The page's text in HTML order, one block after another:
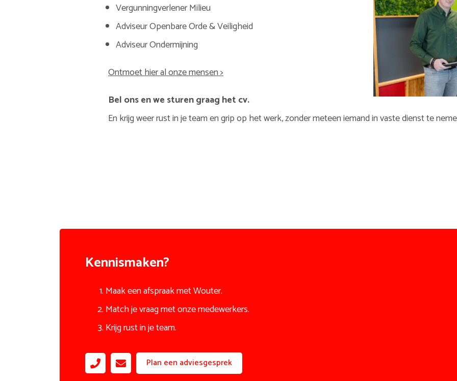
Vergunningverlener Milieu
Adviseur Openbare Orde & Veiligheid
Adviseur Ondermijning
Ontmoet hier al onze mensen >
Bel ons en we sturen graag het cv.
En krijg weer rust in je team en grip op het werk, zonder meteen iemand in vaste dienst te
Kennismaken?
Maak een afspraak met Wouter.
Match je vraag met onze medewerkers.
Krijg rust in je team.
Plan een adviesgesprek